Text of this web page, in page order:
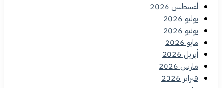
أغسطس 2026
يوليو 2026
يونيو 2026
مايو 2026
أبريل 2026
مارس 2026
فبراير 2026